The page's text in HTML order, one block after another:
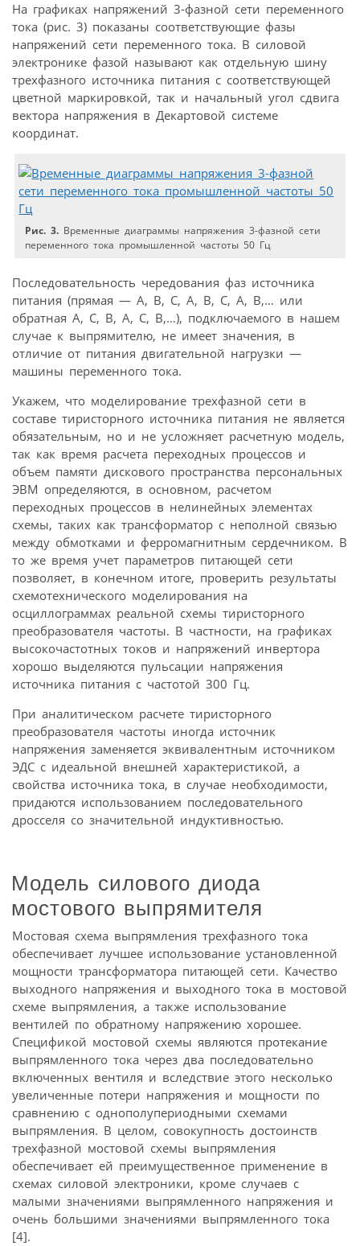
На графиках напряжений 3-фазной сети переменного
тока (рис. 3) показаны соответствующие фазы
напряжений сети переменного тока. В силовой
электронике фазой называют как отдельную шину
трехфазного источника питания с соответствующей
цветной маркировкой, так и начальный угол сдвига
вектора напряжения в Декартовой системе
координат.
Рис. 3. Временные диаграммы напряжения 3-фазной сети
переменного тока промышленной частоты 50 Гц
Последовательность чередования фаз источника
питания (прямая — А, В, С, А, В, С, А, В,… или
обратная А, С, В, А, С, В,…), подключаемого в нашем
случае к выпрямителю, не имеет значения, в
отличие от питания двигательной нагрузки —
машины переменного тока.
Укажем, что моделирование трехфазной сети в
составе тиристорного источника питания не является
обязательным, но и не усложняет расчетную модель,
так как время расчета переходных процессов и
объем памяти дискового пространства персональных
ЭВМ определяются, в основном, расчетом
переходных процессов в нелинейных элементах
схемы, таких как трансформатор с неполной связью
между обмотками и ферромагнитным сердечником. В
то же время учет параметров питающей сети
позволяет, в конечном итоге, проверить результаты
схемотехнического моделирования на
осциллограммах реальной схемы тиристорного
преобразователя частоты. В частности, на графиках
высокочастотных токов и напряжений инвертора
хорошо выделяются пульсации напряжения
источника питания с частотой 300 Гц.
При аналитическом расчете тиристорного
преобразователя частоты иногда источник
напряжения заменяется эквивалентным источником
ЭДС с идеальной внешней характеристикой, а
свойства источника тока, в случае необходимости,
придаются использованием последовательного
дросселя со значительной индуктивностью.
Модель силового диода
мостового выпрямителя
Мостовая схема выпрямления трехфазного тока
обеспечивает лучшее использование установленной
мощности трансформатора питающей сети. Качество
выходного напряжения и выходного тока в мостовой
схеме выпрямления, а также использование
вентилей по обратному напряжению хорошее.
Спецификой мостовой схемы являются протекание
выпрямленного тока через два последовательно
включенных вентиля и вследствие этого несколько
увеличенные потери напряжения и мощности по
сравнению с однополупериодными схемами
выпрямления. В целом, совокупность достоинств
трехфазной мостовой схемы выпрямления
обеспечивает ей преимущественное применение в
схемах силовой электроники, кроме случаев с
малыми значениями выпрямленного напряжения и
очень большими значениями выпрямленного тока
[4].